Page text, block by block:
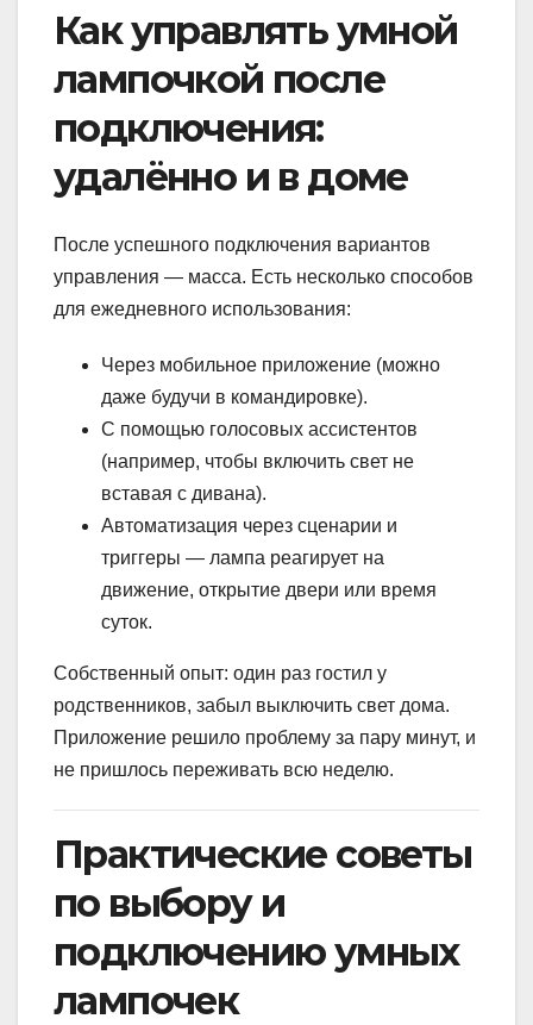
Как управлять умной
лампочкой после
подключения:
удалённо и в доме
После успешного подключения вариантов
управления — масса. Есть несколько способов
для ежедневного использования:
Через мобильное приложение (можно
даже будучи в командировке).
С помощью голосовых ассистентов
(например, чтобы включить свет не
вставая с дивана).
Автоматизация через сценарии и
триггеры — лампа реагирует на
движение, открытие двери или время
суток.
Собственный опыт: один раз гостил у
родственников, забыл выключить свет дома.
Приложение решило проблему за пару минут, и
не пришлось переживать всю неделю.
Практические советы
по выбору и
подключению умных
лампочек